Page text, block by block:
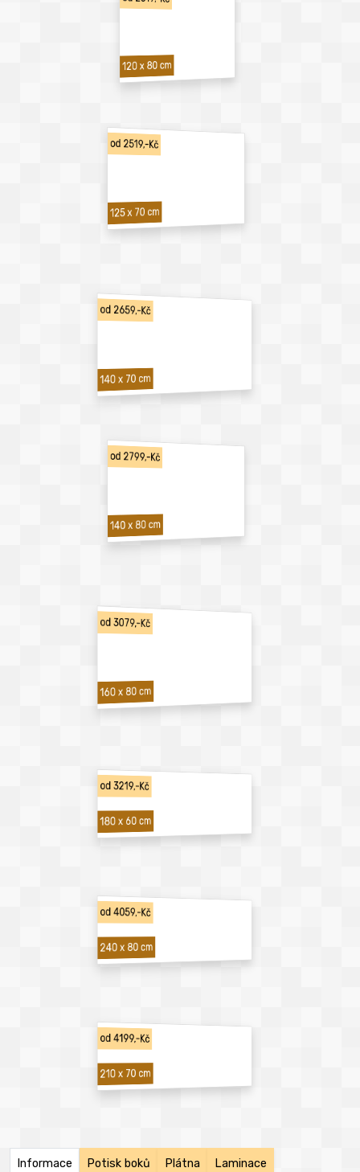
120 x 80 cm
od 2519,-Kč
125 x 70 cm
od 2659,-Kč
140 x 70 cm
od 2799,-Kč
140 x 80 cm
od 3079,-Kč
160 x 80 cm
od 3219,-Kč
180 x 60 cm
od 4059,-Kč
240 x 80 cm
od 4199,-Kč
210 x 70 cm
Informace Potisk boků Plátna Laminace